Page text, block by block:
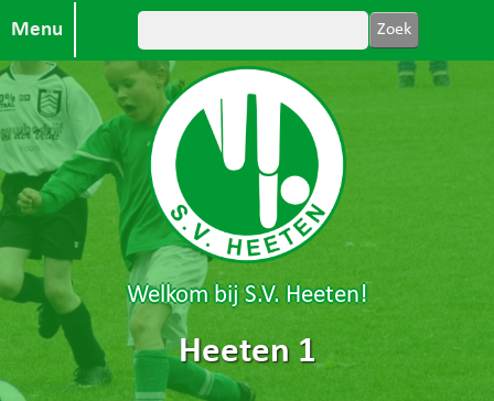
Menu
Welkom bij S.V. Heeten!
Heeten 1